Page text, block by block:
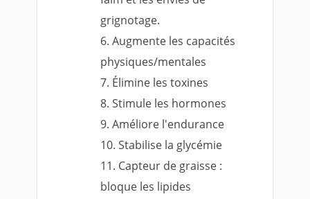
grignotage.
Augmente les capacités
physiques/mentales
Élimine les toxines
Stimule les hormones
Améliore l'endurance
Stabilise la glycémie
Capteur de graisse :
bloque les lipides